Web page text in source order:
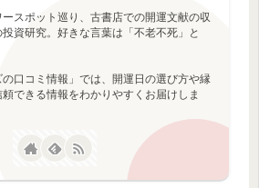
スポット巡り、古書店での開運文献の収
資研究。好きな言葉は「不老不死」と
口コミ情報」では、開運日の選び方や縁
できる情報をわかりやすくお届けしま